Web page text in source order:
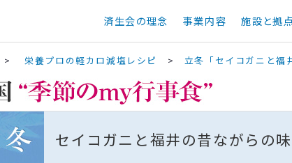
済生会の理念 事業内容 施設と拠点
>栄養プロの軽カロ減塩レシピ > 立冬「セイコガニと福
セイコガニと福井の昔ながらの